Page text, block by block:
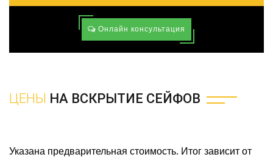
Онлайн консультация
ЦЕНЫ НА ВСКРЫТИЕ СЕЙФОВ
Указана предварительная стоимость. Итог зависит от